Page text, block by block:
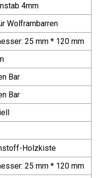
4mm
Wolframbarren
25 mm * 120 mm
Bar
Bar
Holzkiste
25 mm * 120 mm